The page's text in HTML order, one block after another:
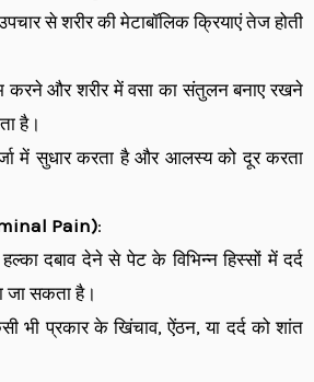
से शरीर की मेटाबॉलिक क्रियाएं तेज होती
और शरीर में वसा का संतुलन बनाए रखने
है।
में सुधार करता है और आलस्य को दूर करता
Pain):
हल्का दबाव देने से पेट के विभिन्न हिस्सों में दर्द
जा सकता है।
भी प्रकार के खिंचाव, ऐंठन, या दर्द को शांत